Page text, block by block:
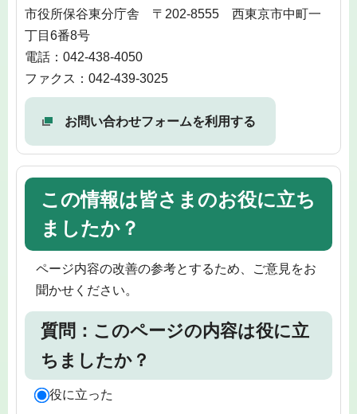
市役所保谷東分庁舎 〒202-8555 西東京市中町一
丁目6番8号
電話：042-438-4050
ファクス：042-439-3025
お問い合わせフォームを利用する
この情報は皆さまのお役に立ち
ましたか？
ページ内容の改善の参考とするため、ご意見をお
聞かせください。
質問：このページの内容は役に立
ちましたか？
役に立った